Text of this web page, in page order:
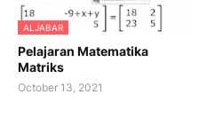
ALJABAR
Pelajaran Matematika
Matriks
October 13, 2021